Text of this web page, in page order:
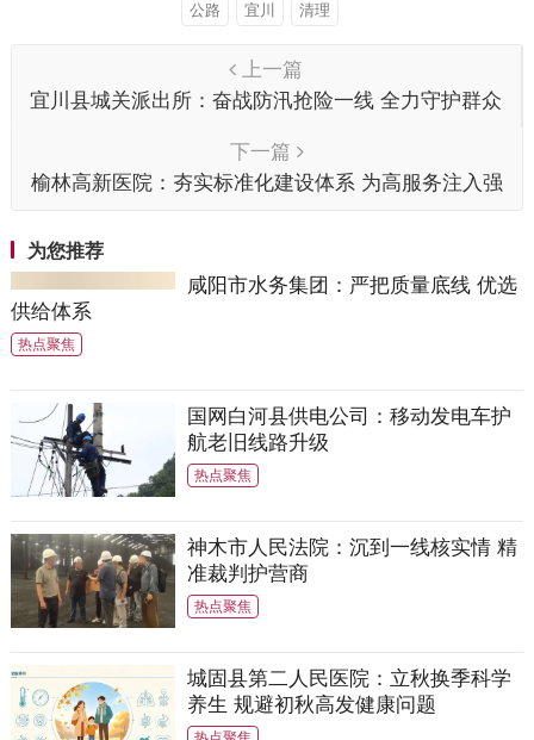
公路 宜川 清理
上一篇
宜川县城关派出所：奋战防汛抢险一线 全力守护群众
下一篇
榆林高新医院：夯实标准化建设体系 为高服务注入强
为您推荐
咸阳市水务集团：严把质量底线 优选
供给体系
热点聚焦
国网白河县供电公司：移动发电车护
航老旧线路升级
热点聚焦
神木市人民法院：沉到一线核实情 精
准裁判护营商
热点聚焦
城固县第二人民医院：立秋换季科学
养生 规避初秋高发健康问题